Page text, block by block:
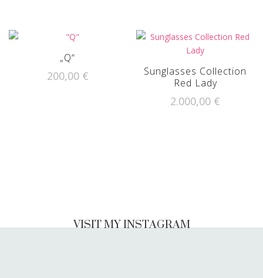
„Q“
200,00 €
Sunglasses Collection
Red Lady
2.000,00 €
VISIT MY INSTAGRAM